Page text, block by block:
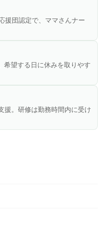
育児後の復帰応援｜24時
保育室を完備♪
明けの入職者も毎年いら
修を勤務時間内に実施♪
業もほとんどありません
◎
プに所属しております。
のもと、安心して長く働
養、外来、訪問診療、訪
に根差した医療に取り組
性期、在宅まで幅広い看
にも多く携わることがで
援団認定で、ママさんナー
希望する日に休みを取りやす
援。研修は勤務時間内に受け